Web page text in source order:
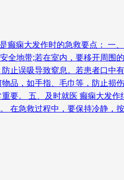
癫痫大发作时的急救要点： 一
地带;若在室内，要移开周围
止误吸导致窒息。若患者口中
品，如手指、毛巾等，防止损
要。 五、及时就医 癫痫大发
在急救过程中，要保持冷静，